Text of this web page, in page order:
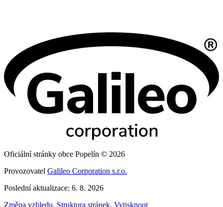
Oficiální stránky obce Popelín © 2026
Provozovatel Galileo Corporation s.r.o.
Poslední aktualizace: 6. 8. 2026
Změna vzhledu, Struktura stránek, Vytisknout